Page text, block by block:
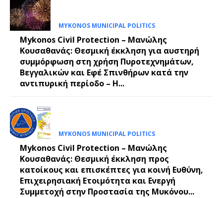
MYKONOS MUNICIPAL POLITICS
Mykonos Civil Protection – Μανώλης
Κουσαθανάς: Θεσμική έκκληση για αυστηρή
συμμόρφωση στη χρήση Πυροτεχνημάτων,
Βεγγαλικών και Εφέ Σπινθήρων κατά την
αντιπυρική περίοδο – Η...
MYKONOS MUNICIPAL POLITICS
Mykonos Civil Protection – Μανώλης
Κουσαθανάς: Θεσμική έκκληση προς
κατοίκους και επισκέπτες για κοινή Ευθύνη,
Επιχειρησιακή Ετοιμότητα και Ενεργή
Συμμετοχή στην Προστασία της Μυκόνου...